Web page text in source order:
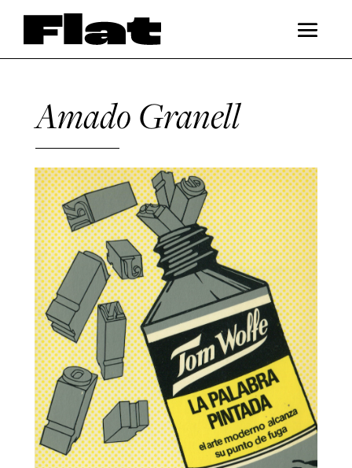
Amado Granell